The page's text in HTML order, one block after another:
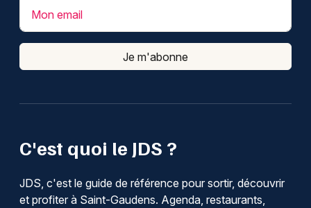
C'est quoi le JDS ?
JDS, c'est le guide de référence pour sortir, découvrir
et profiter à Saint-Gaudens. Agenda, restaurants,
Mon email
Je m'abonne